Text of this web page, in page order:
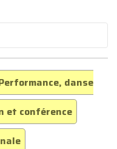
danse
et conférence